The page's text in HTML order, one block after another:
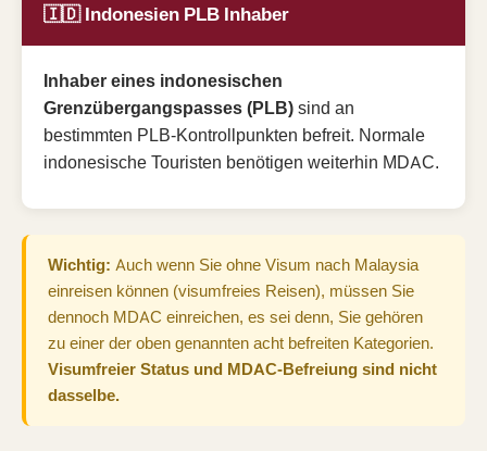
🇮🇩 Indonesien PLB Inhaber
Inhaber eines indonesischen
Grenzübergangspasses (PLB)sind an
bestimmten PLB-Kontrollpunkten befreit. Normale
indonesische Touristen benötigen weiterhin MDAC.
Wichtig: Auch wenn Sie ohne Visum nach Malaysia
einreisen können (visumfreies Reisen), müssen Sie
dennoch MDAC einreichen, es sei denn, Sie gehören
zu einer der oben genannten acht befreiten Kategorien.
Visumfreier Status und MDAC-Befreiung sind nicht
dasselbe.